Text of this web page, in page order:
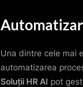
Una dintre cele mai
automatizarea
Soluții HR AI pot